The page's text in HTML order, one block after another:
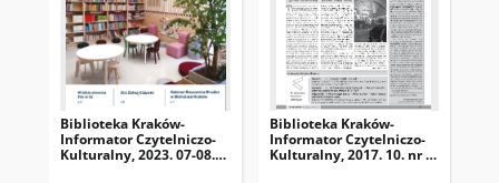
Biblioteka Kraków-
Informator Czytelniczo-
Kulturalny, 2023. 07-08.
Biblioteka Kraków-
Informator Czytelniczo-
Kulturalny, 2017. 10. nr 1